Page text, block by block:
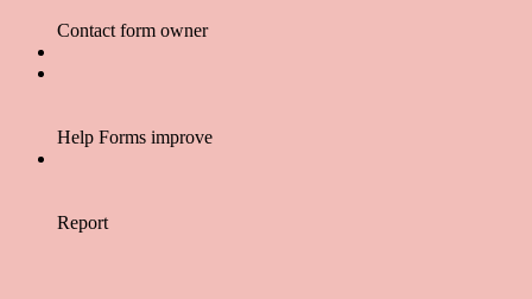
Contact form owner
Help Forms improve
Report